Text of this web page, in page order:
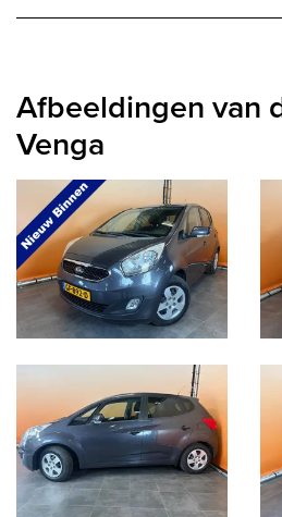
Afbeeldingen van
Venga